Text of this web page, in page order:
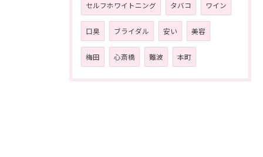
セルフホワイトニング タバコ ワイン
口臭 ブライダル 安い 美容
梅田 心斎橋 難波 本町